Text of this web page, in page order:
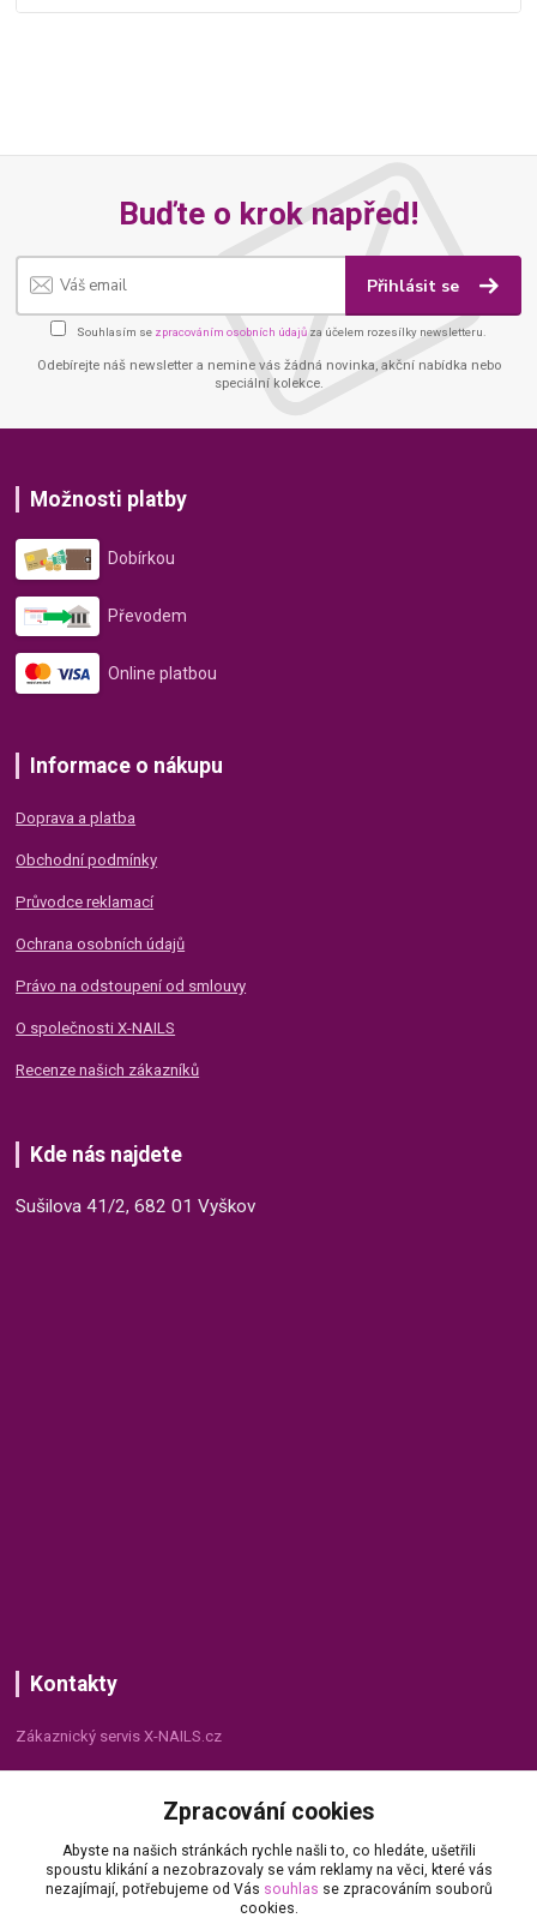
Buďte o krok napřed!
Přihlásit se
Souhlasím se zpracováním osobních údajů za účelem rozesílky newsletteru.
Odebírejte náš newsletter a nemine vás žádná novinka, akční nabídka nebo
speciální kolekce.
Možnosti platby
Dobírkou
Převodem
Online platbou
Informace o nákupu
Doprava a platba
Obchodní podmínky
Průvodce reklamací
Ochrana osobních údajů
Právo na odstoupení od smlouvy
O společnosti X-NAILS
Recenze našich zákazníků
Kde nás najdete
Sušilova 41/2, 682 01 Vyškov
Kontakty
Zákaznický servis X-NAILS.cz
+420 735 055 075
(Po - Pá, 8 - 16 hod.)
info@x-nails.cz
Zpracování cookies
Abyste na našich stránkách rychle našli to, co hledáte, ušetřili
spoustu klikání a nezobrazovaly se vám reklamy na věci, které vás
nezajímají, potřebujeme od Vás souhlas se zpracováním souborů
cookies.